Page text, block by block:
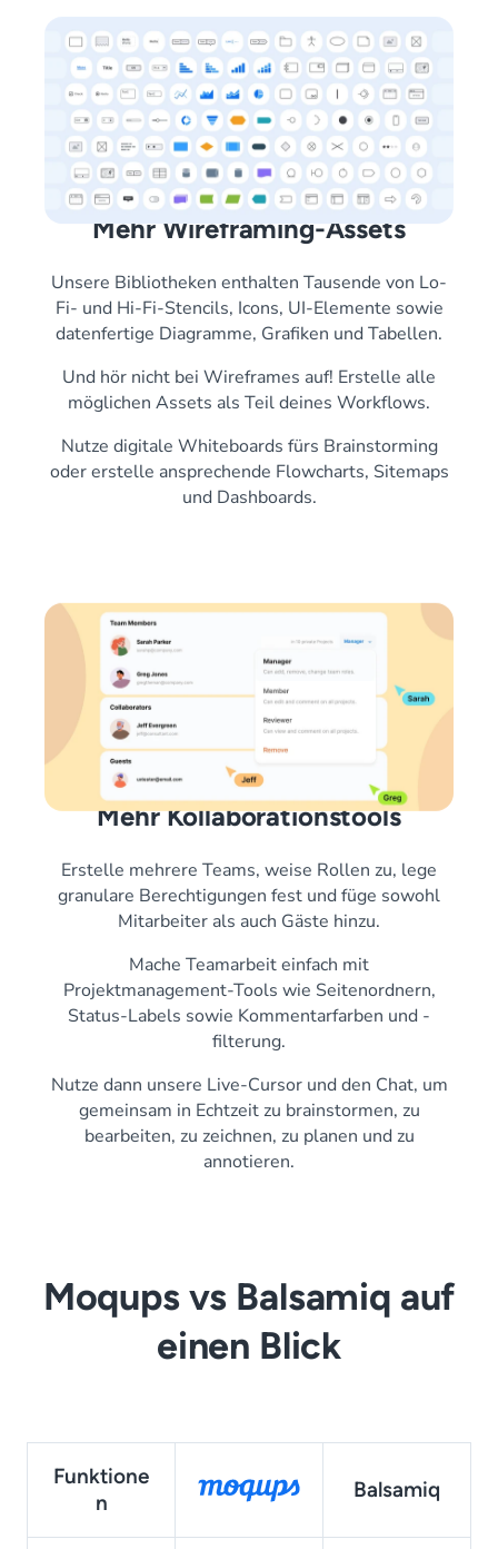
Mehr Wireframing-Assets
Unsere Bibliotheken enthalten Tausende von Lo-
Fi- und Hi-Fi-Stencils, Icons, UI-Elemente sowie
datenfertige Diagramme, Grafiken und Tabellen.
Und hör nicht bei Wireframes auf! Erstelle alle
möglichen Assets als Teil deines Workflows.
Nutze digitale Whiteboards fürs Brainstorming
oder erstelle ansprechende Flowcharts, Sitemaps
und Dashboards.
Mehr Kollaborationstools
Erstelle mehrere Teams, weise Rollen zu, lege
granulare Berechtigungen fest und füge sowohl
Mitarbeiter als auch Gäste hinzu.
Mache Teamarbeit einfach mit
Projektmanagement-Tools wie Seitenordnern,
Status-Labels sowie Kommentarfarben und -
filterung.
Nutze dann unsere Live-Cursor und den Chat, um
gemeinsam in Echtzeit zu brainstormen, zu
bearbeiten, zu zeichnen, zu planen und zu
annotieren.
Moqups vs Balsamiq auf
einen Blick
Funktione
n
Balsamiq